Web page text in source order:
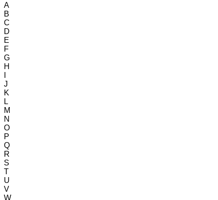
A
B
C
D
E
F
G
H
J
K
L
M
N
O
P
Q
R
S
T
U
V
W